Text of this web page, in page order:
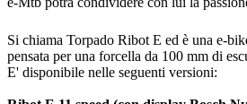
Si chiama Torpado Ribot E ed è una e-
pensata per una forcella da 100 mm di
E' disponibile nelle seguenti versioni: